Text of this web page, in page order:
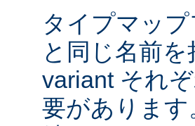
タイプマッ
と同じ名前
variant それ
要がありま